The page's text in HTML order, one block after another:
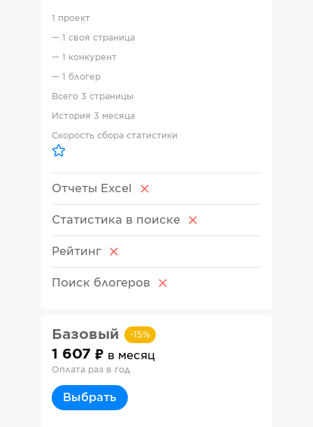
1 проект
— 1 своя страница
— 1 конкурент
— 1 блогер
Всего 3 страницы
История 3 месяца
Скорость сбора статистики
Отчеты Excel
Статистика в поиске
Рейтинг
Поиск блогеров
Базовый -15%
1 607 в месяц
Оплата раз в год
Выбрать